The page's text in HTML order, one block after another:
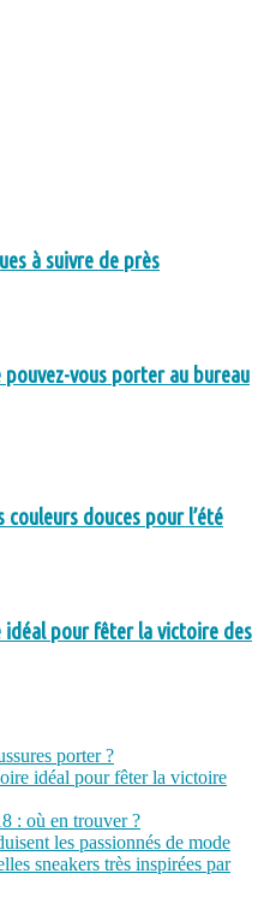
à suivre de près
pouvez-vous porter au bureau
couleurs douces pour l’été
idéal pour fêter la victoire des
porter ?
idéal pour fêter la victoire
: où en trouver ?
les passionnés de mode
sneakers très inspirées par